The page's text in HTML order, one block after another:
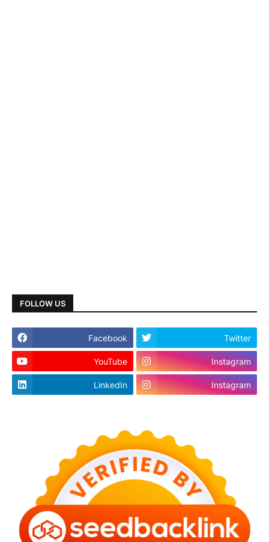
FOLLOW US
Facebook Twitter
YouTube Instagram
LinkedIn Instagram